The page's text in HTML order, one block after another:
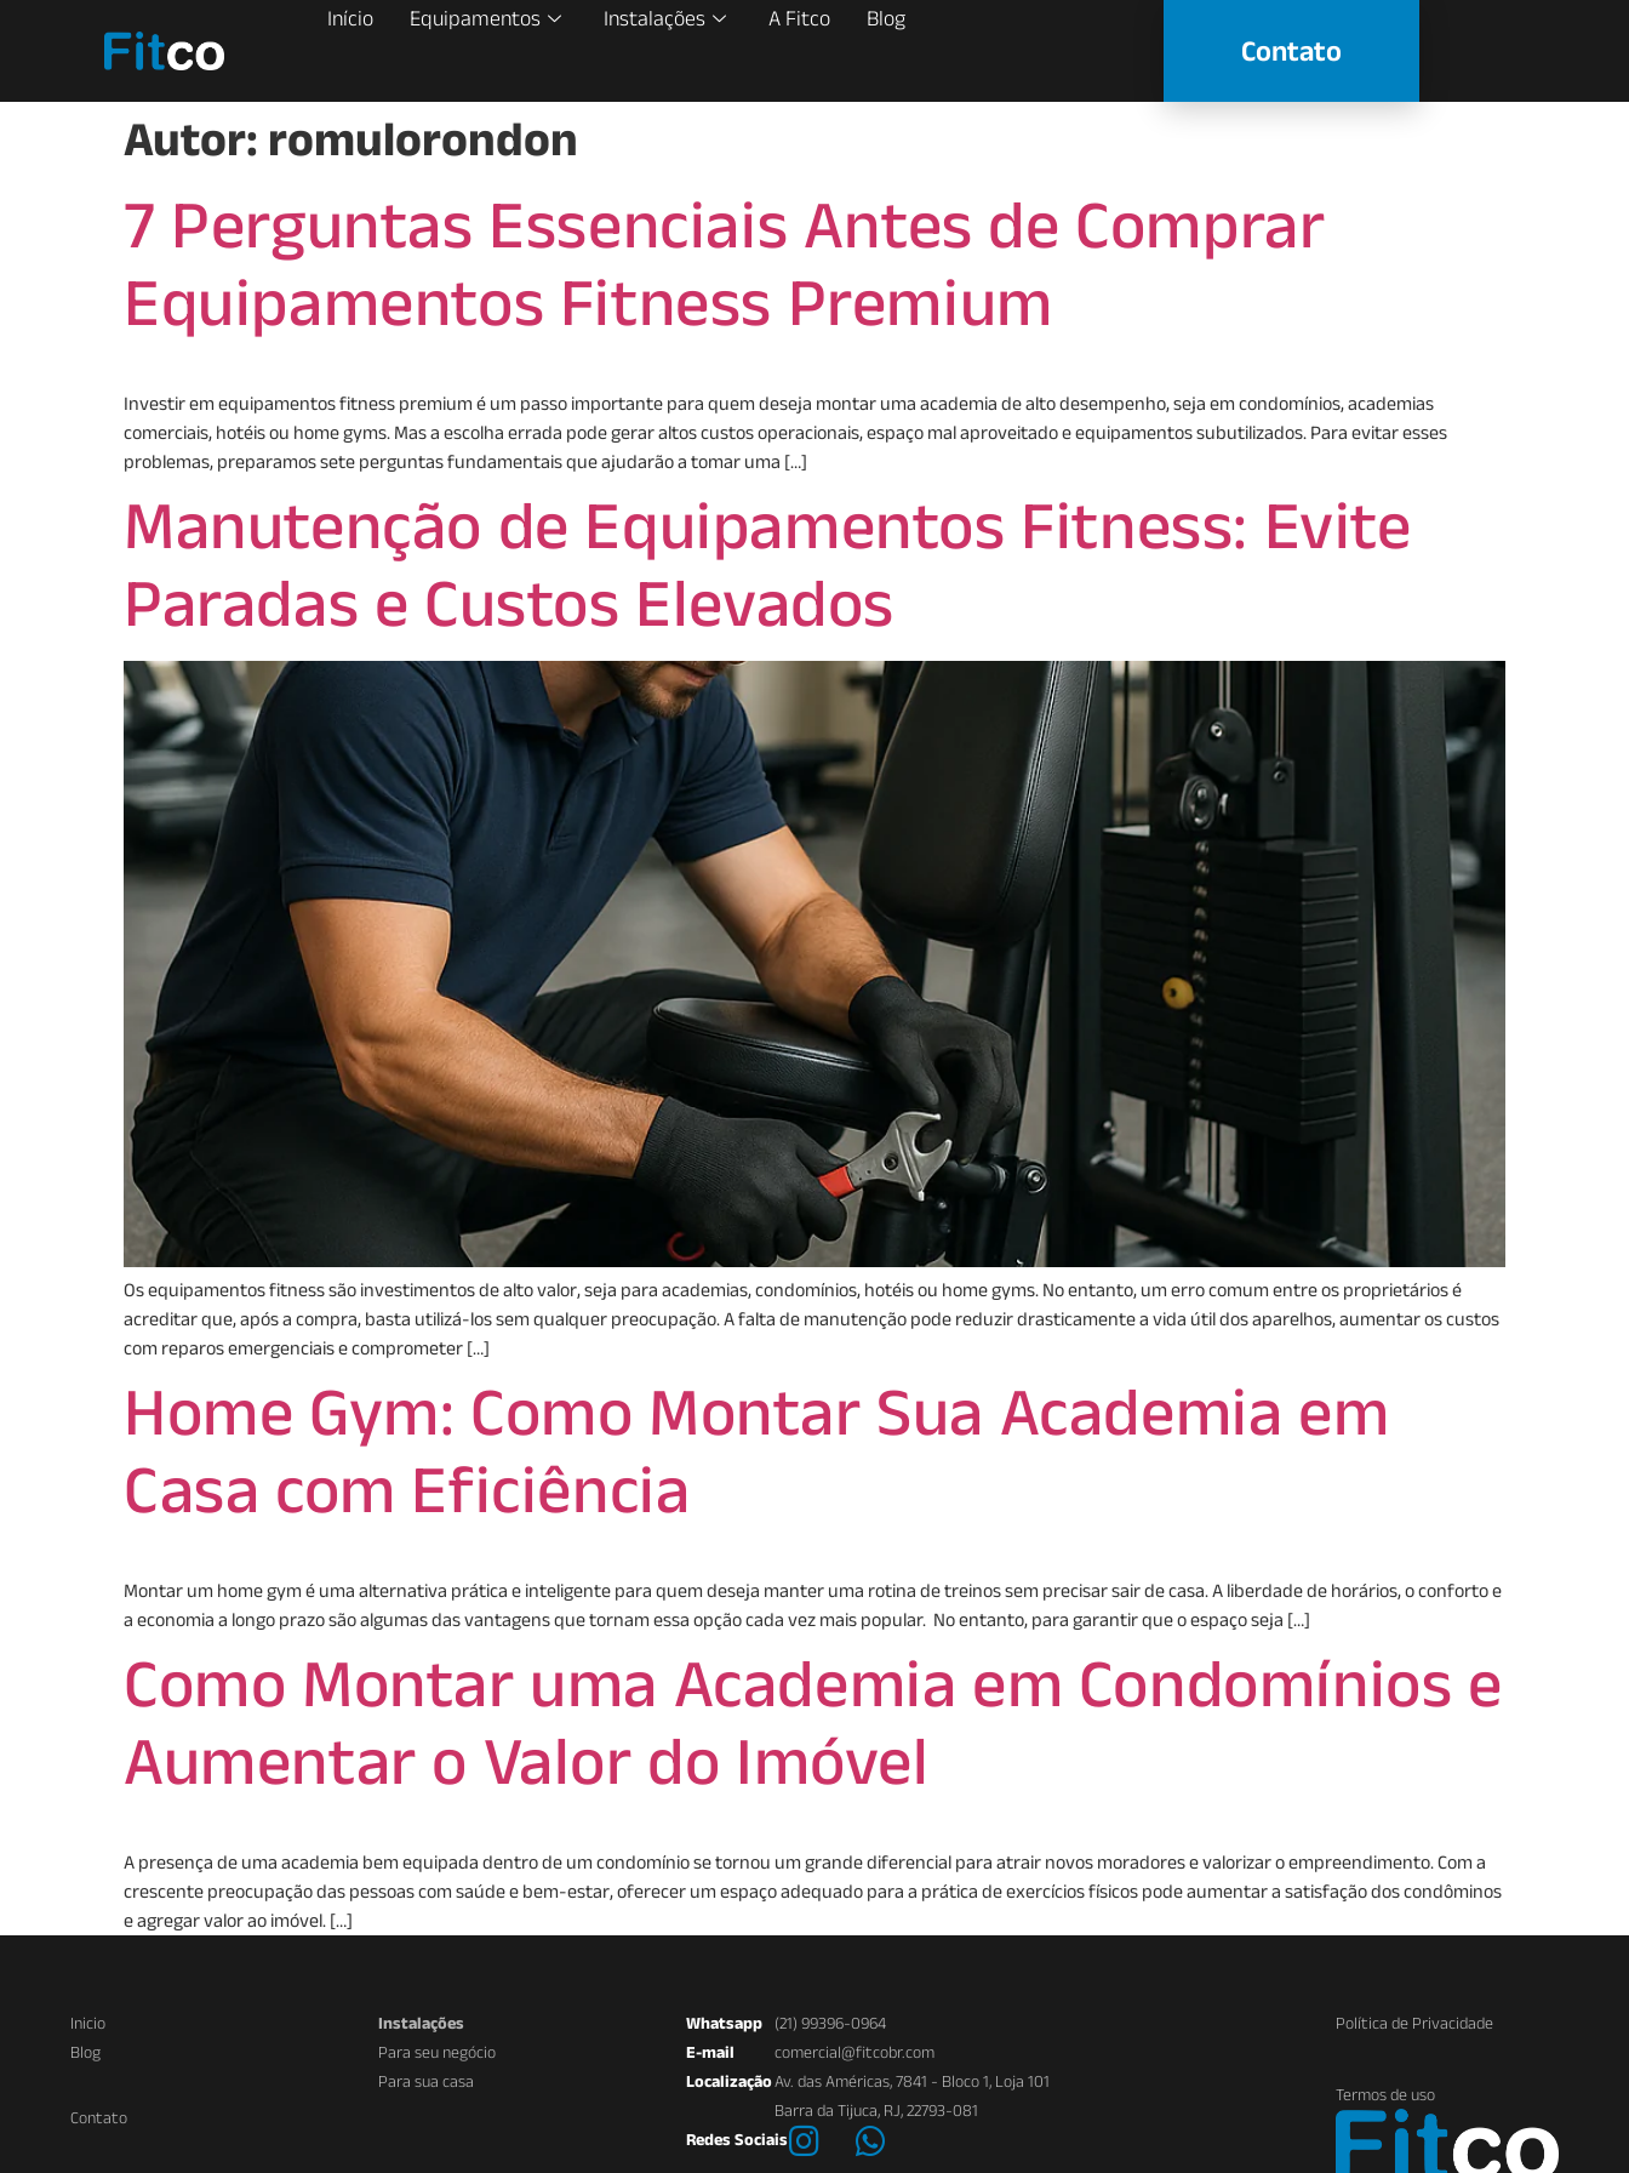
Início Equipamentos Instalações A Fitco Blog
Contato
Autor: romulorondon
7 Perguntas Essenciais Antes de Comprar
Equipamentos Fitness Premium
Investir em equipamentos fitness premium é um passo importante para quem deseja montar uma academia de alto desempenho, seja em condomínios, academias
comerciais, hotéis ou home gyms. Mas a escolha errada pode gerar altos custos operacionais, espaço mal aproveitado e equipamentos subutilizados. Para evitar esses
problemas, preparamos sete perguntas fundamentais que ajudarão a tomar uma […]
Manutenção de Equipamentos Fitness: Evite
Paradas e Custos Elevados
Os equipamentos fitness são investimentos de alto valor, seja para academias, condomínios, hotéis ou home gyms. No entanto, um erro comum entre os proprietários é
acreditar que, após a compra, basta utilizá-los sem qualquer preocupação. A falta de manutenção pode reduzir drasticamente a vida útil dos aparelhos, aumentar os custos
com reparos emergenciais e comprometer […]
Home Gym: Como Montar Sua Academia em
Casa com Eficiência
Montar um home gym é uma alternativa prática e inteligente para quem deseja manter uma rotina de treinos sem precisar sair de casa. A liberdade de horários, o conforto e
a economia a longo prazo são algumas das vantagens que tornam essa opção cada vez mais popular. No entanto, para garantir que o espaço seja […]
Como Montar uma Academia em Condomínios e
Aumentar o Valor do Imóvel
A presença de uma academia bem equipada dentro de um condomínio se tornou um grande diferencial para atrair novos moradores e valorizar o empreendimento. Com a
crescente preocupação das pessoas com saúde e bem-estar, oferecer um espaço adequado para a prática de exercícios físicos pode aumentar a satisfação dos condôminos
e agregar valor ao imóvel. […]
Inicio
Blog
Contato
Instalações
Para seu negócio
Para sua casa
Whatsapp
(21) 99396-0964
E-mail
comercial@fitcobr.com
Localização Av. das Américas, 7841 - Bloco 1, Loja 101
Barra da Tijuca, RJ, 22793-081
Redes Sociais
Política de Privacidade
Termos de uso